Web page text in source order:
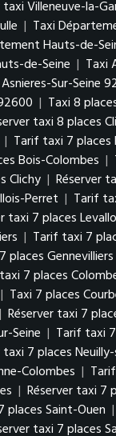
taxi Villeneuve-la-
| Taxi
Hauts-de-
de-Seine | Taxi
Sur-Seine
| Taxi 8
taxi 8 places
| Tarif taxi 7 places
Bois-Colombes |
Clichy | Réserver
Perret | Tarif
taxi 7 places
| Tarif taxi 7
places Gennevilliers
7 places
| Taxi 7 places
| Réserver taxi 7
Seine | Tarif taxi
taxi 7 places
Colombes |
| Réserver taxi 7
places Saint-Ouen |
taxi 7 places